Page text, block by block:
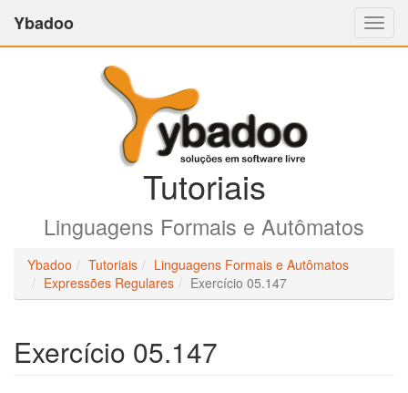
Ybadoo
Tutoriais
Linguagens Formais e Autômatos
Ybadoo Tutoriais
Linguagens Formais e Autômatos
Expressões Regulares
Exercício 05.147
Exercício 05.147